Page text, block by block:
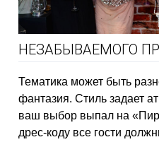
НЕЗАБЫВАЕМОГО
Тематика может быть
фантазия. Стиль задает
ваш выбор выпал на
дрес-коду все гости